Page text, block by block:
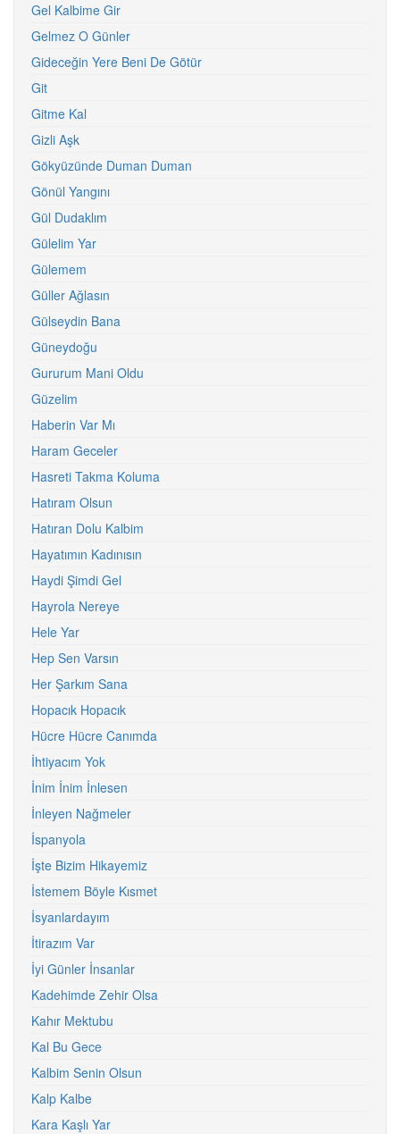
Gel Kalbime Gir
Gelmez O Günler
Gideceğin Yere Beni De Götür
Git
Gitme Kal
Gizli Aşk
Gökyüzünde Duman Duman
Gönül Yangını
Gül Dudaklım
Gülelim Yar
Gülemem
Güller Ağlasın
Gülseydin Bana
Güneydoğu
Gururum Mani Oldu
Güzelim
Haberin Var Mı
Haram Geceler
Hasreti Takma Koluma
Hatıram Olsun
Hatıran Dolu Kalbim
Hayatımın Kadınısın
Haydi Şimdi Gel
Hayrola Nereye
Hele Yar
Hep Sen Varsın
Her Şarkım Sana
Hopacık Hopacık
Hücre Hücre Canımda
İhtiyacım Yok
İnim İnim İnlesen
İnleyen Nağmeler
İspanyola
İşte Bizim Hikayemiz
İstemem Böyle Kısmet
İsyanlardayım
İtirazım Var
İyi Günler İnsanlar
Kadehimde Zehir Olsa
Kahır Mektubu
Kal Bu Gece
Kalbim Senin Olsun
Kalp Kalbe
Kara Kaşlı Yar